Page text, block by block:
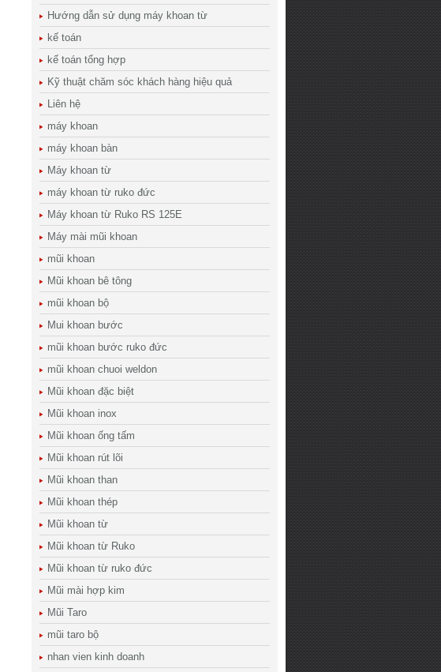
Hướng dẫn sử dụng máy khoan từ
kế toán
kế toán tổng hợp
Kỹ thuật chăm sóc khách hàng hiệu quả
Liên hệ
máy khoan
máy khoan bàn
Máy khoan từ
máy khoan từ ruko đức
Máy khoan từ Ruko RS 125E
Máy mài mũi khoan
mũi khoan
Mũi khoan bê tông
mũi khoan bộ
Mui khoan bước
mũi khoan bước ruko đức
mũi khoan chuoi weldon
Mũi khoan đặc biệt
Mũi khoan inox
Mũi khoan ống tấm
Mũi khoan rút lõi
Mũi khoan than
Mũi khoan thép
Mũi khoan từ
Mũi khoan từ Ruko
Mũi khoan từ ruko đức
Mũi mài hợp kim
Mũi Taro
mũi taro bộ
nhan vien kinh doanh